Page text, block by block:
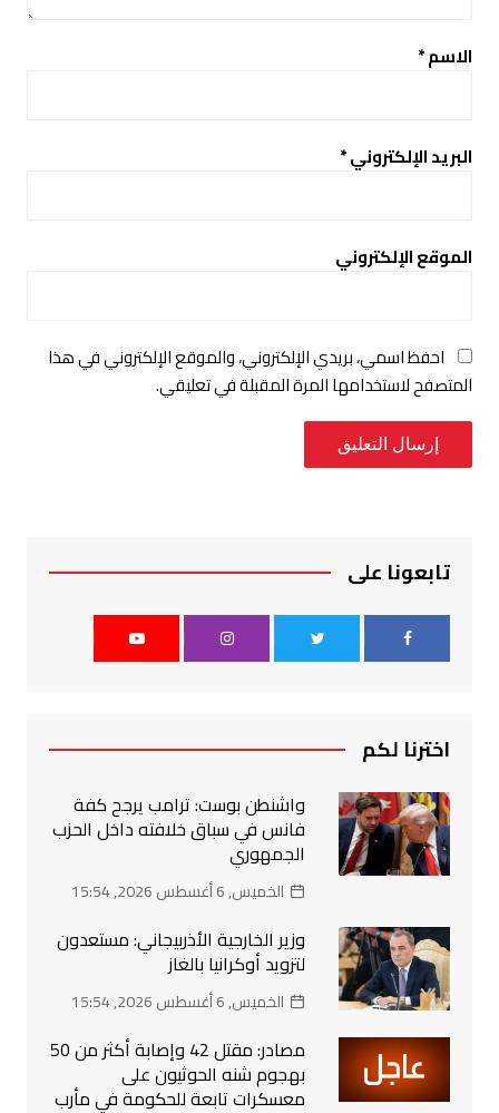
الاسم*
البريد الإلكتروني*
الموقع الإلكتروني
احفظ اسمي، بريدي الإلكتروني، والموقع الإلكتروني في هذا
المتصفح لاستخدامها المرة المقبلة في تعليقي.
تابعونا على
اخترنا لكم
واشنطن بوست: ترامب يرجح كفة
فانس في سباق خلافته داخل الحزب
الجمهوري
الخميس, 6 أغسطس 2026, 15:54
وزير الخارجية الأذربيجاني: مستعدون
لتزويد أوكرانيا بالغاز
الخميس, 6 أغسطس 2026, 15:54
مصادر: مقتل 42 وإصابة أكثر من 50
بهجوم شنه الحوثيون على
معسكرات تابعة للحكومة في مأرب